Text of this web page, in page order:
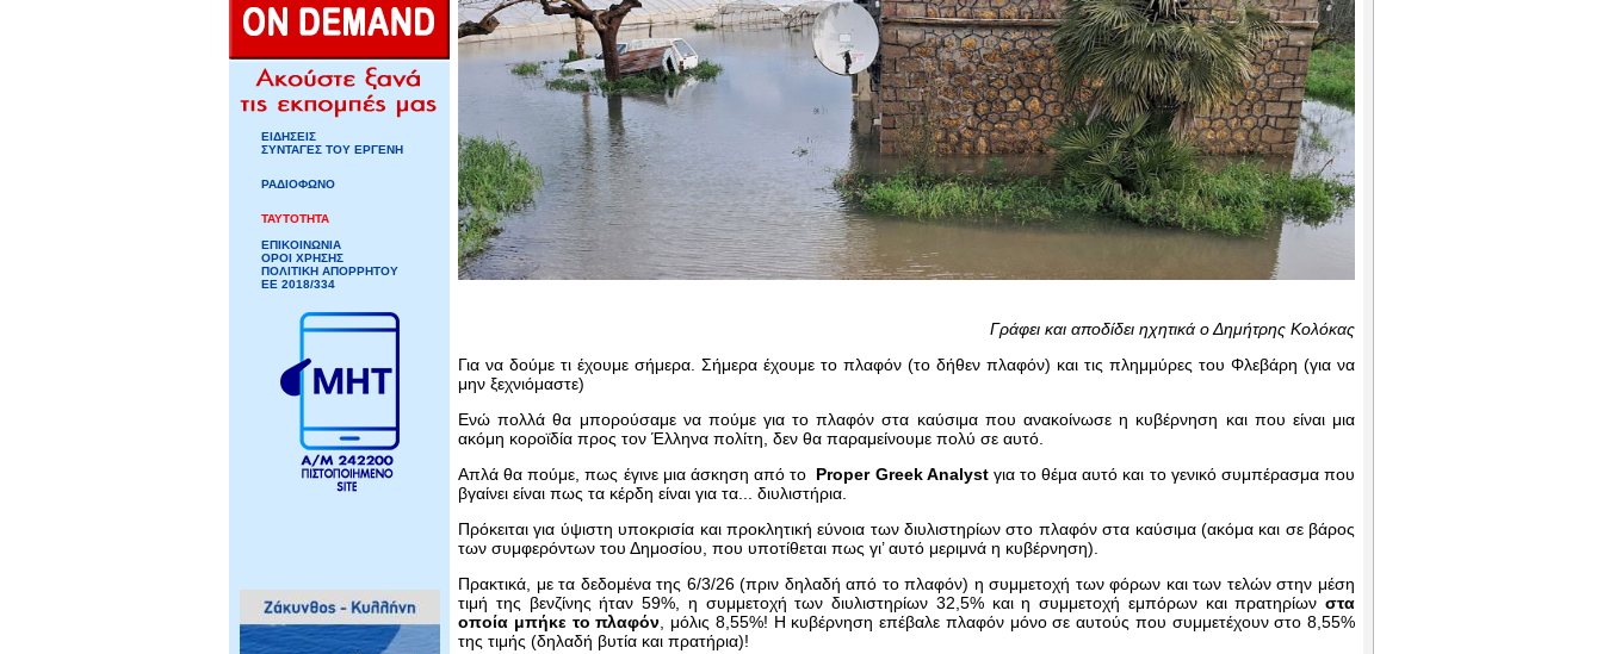
ΕΙΔΗΣΕΙΣ
ΣΥΝΤΑΓΕΣ ΤΟΥ ΕΡΓΕΝΗ
ΡΑΔΙΟΦΩΝΟ
ΤΑΥΤΟΤΗΤΑ
ΕΠΙΚΟΙΝΩΝΙΑ
ΟΡΟΙ ΧΡΗΣΗΣ
ΠΟΛΙΤΙΚΗ ΑΠΟΡΡΗΤΟΥ
ΕΕ 2018/334
Γράφει και αποδίδει ηχητικά ο Δημήτρης Κολόκας
Για να δούμε τι έχουμε σήμερα. Σήμερα έχουμε το πλαφόν (το δήθεν πλαφόν) και τις πλημμύρες του Φλεβάρη (για να
μην ξεχνιόμαστε)
Ενώ πολλά θα μπορούσαμε να πούμε για το πλαφόν στα καύσιμα που ανακοίνωσε η κυβέρνηση και που είναι μια
ακόμη κοροϊδία προς τον Έλληνα πολίτη, δεν θα παραμείνουμε πολύ σε αυτό.
Απλά θα πούμε, πως έγινε μια άσκηση από το Proper Greek Analystγια το θέμα αυτό και το γενικό συμπέρασμα που
βγαίνει είναι πως τα κέρδη είναι για τα... διυλιστήρια.
Πρόκειται για ύψιστη υποκρισία και προκλητική εύνοια των διυλιστηρίων στο πλαφόν στα καύσιμα (ακόμα και σε βάρος
των συμφερόντων του Δημοσίου, που υποτίθεται πως γι’ αυτό μεριμνά η κυβέρνηση).
Πρακτικά, με τα δεδομένα της 6/3/26 (πριν δηλαδή από το πλαφόν) η συμμετοχή των φόρων και των τελών στην μέση
τιμή της βενζίνης ήταν 59%, η συμμετοχή των διυλιστηρίων 32,5% και η συμμετοχή εμπόρων και πρατηρίων στα
οποία μπήκε το πλαφόν , μόλις 8,55%! Η κυβέρνηση επέβαλε πλαφόν μόνο σε αυτούς που συμμετέχουν στο 8,55%
της τιμής (δηλαδή βυτία και πρατήρια)!